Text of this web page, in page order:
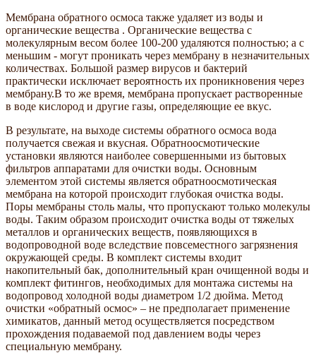
Мембрана обратного осмоса также удаляет из воды и
органические вещества . Органические вещества с
молекулярным весом более 100-200 удаляются полностью; а с
меньшим - могут проникать через мембрану в незначительных
количествах. Большой размер вирусов и бактерий
практически исключает вероятность их проникновения через
мембрану.В то же время, мембрана пропускает растворенные
в воде кислород и другие газы, определяющие ее вкус.
В результате, на выходе системы обратного осмоса вода
получается свежая и вкусная. Обратноосмотические
установки являются наиболее совершенными из бытовых
фильтров аппаратами для очистки воды. Основным
элементом этой системы является обратноосмотическая
мембрана на которой происходит глубокая очистка воды.
Поры мембраны столь малы, что пропускают только молекулы
воды. Таким образом происходит очистка воды от тяжелых
металлов и органических веществ, появляющихся в
водопроводной воде вследствие повсеместного загрязнения
окружающей среды. В комплект системы входит
накопительный бак, дополнительный кран очищенной воды и
комплект фитингов, необходимых для монтажа системы на
водопровод холодной воды диаметром 1/2 дюйма. Метод
очистки «обратный осмос» – не предполагает применение
химикатов, данный метод осуществляется посредством
прохождения подаваемой под давлением воды через
специальную мембрану.